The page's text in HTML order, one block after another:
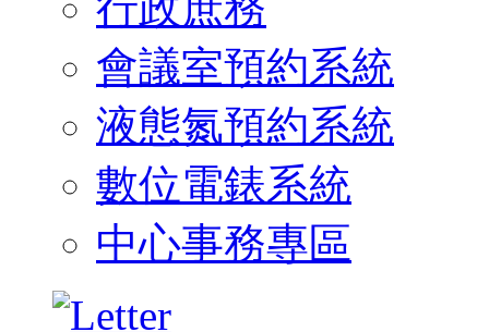
會議室預約系統
液態氮預約系統
數位電錶系統
中心事務專區